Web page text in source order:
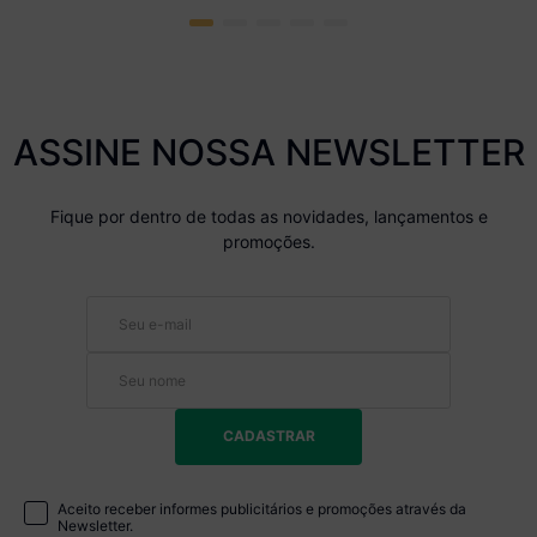
ASSINE NOSSA NEWSLETTER
Fique por dentro de todas as novidades, lançamentos e
promoções.
CADASTRAR
Aceito receber informes publicitários e promoções através da
Newsletter.